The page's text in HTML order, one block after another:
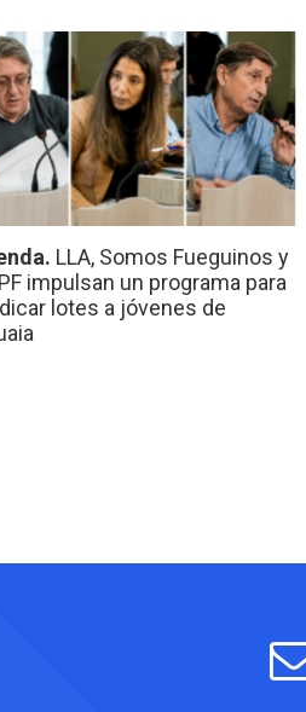
LLA, Somos Fueguinos y
impulsan un programa para
lotes a jóvenes de